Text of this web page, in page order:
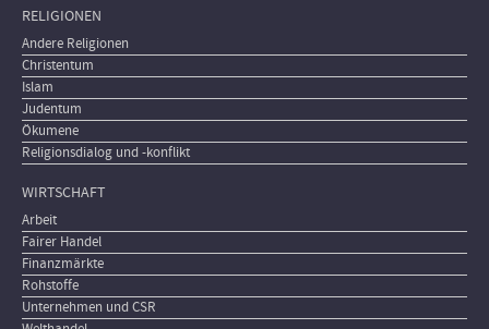
RELIGIONEN
Andere Religionen
Christentum
Islam
Judentum
Ökumene
Religionsdialog und -konflikt
WIRTSCHAFT
Arbeit
Fairer Handel
Finanzmärkte
Rohstoffe
Unternehmen und CSR